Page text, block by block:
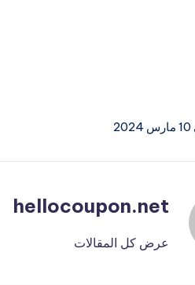
hellocoupon.net
عرض كل المقالات